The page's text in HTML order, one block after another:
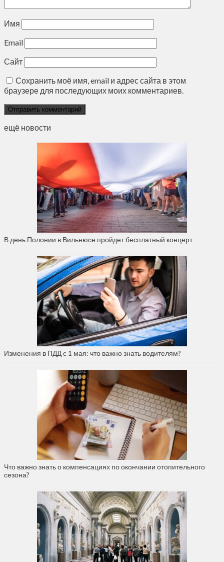
Имя
Email
Сайт
Сохранить моё имя, email и адрес сайта в этом
браузере для последующих моих комментариев.
ещё новости
В день Полонии в Вильнюсе пройдет бесплатный концерт
Изменения в ПДД с 1 мая: что важно знать водителям?
Что важно знать о компенсациях по окончании отопительного
сезона?